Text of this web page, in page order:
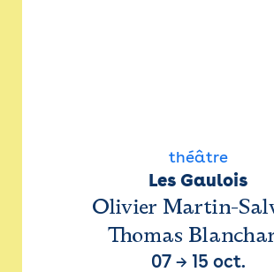
théâtre
Les Gaulois
Olivier Martin-
Thomas
07→ 15 oct.